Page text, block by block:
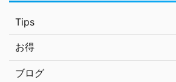
Tips
お得
ブログ